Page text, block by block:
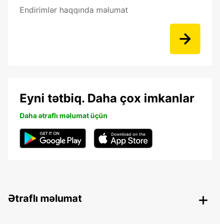
Endirimlər haqqında məlumat
Eyni tətbiq. Daha çox imkanlar
Daha ətraflı məlumat üçün
Ətraflı məlumat